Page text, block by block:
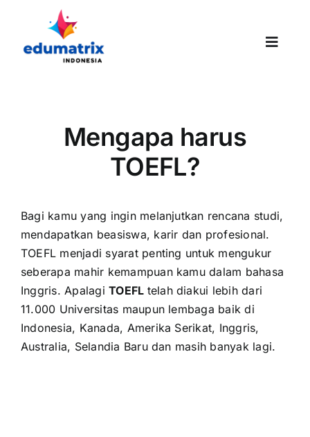
content
Toggle
ABOUT US
SUCCESS STORIES
PROMO
Mengapa harus
TOEFL?
Bagi kamu yang ingin melanjutkan rencana studi,
mendapatkan beasiswa, karir dan profesional.
TOEFL menjadi syarat penting untuk mengukur
seberapa mahir kemampuan kamu dalam bahasa
Inggris. ApalagiTOEFL telah diakui lebih dari
11.000 Universitas maupun lembaga baik di
Indonesia, Kanada, Amerika Serikat, Inggris,
Australia, Selandia Baru dan masih banyak lagi.